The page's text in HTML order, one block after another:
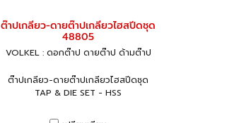
ต๊าปเกลียว-ดายต๊าปเกลียวไฮสปีดชุด
48805
VOLKEL : ดอกต๊าป ดายต๊าป ด้ามต๊าป
ต๊าปเกลียว-ดายต๊าปเกลียวไฮสปีดชุด
TAP & DIE SET - HSS